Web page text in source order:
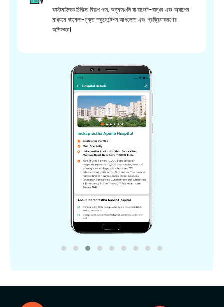
কাস্টমাইজড চিকিত্সা বিকল্প পান. অনুমানগুলি যা বাজেট-বান্ধব এবং অ্যাপের
মাধ্যমে ঝামেলা-মুক্ত ডকুমেন্টেশন আপলোড এবং প্রক্রিয়াকরণের
অভিজ্ঞতা।